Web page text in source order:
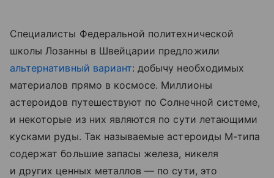
Специалисты Федеральной политехнической
школы Лозанны в Швейцарии предложили
альтернативный вариант: добычу необходимых
материалов прямо в космосе. Миллионы
астероидов путешествуют по Солнечной системе,
и некоторые из них являются по сути летающими
кусками руды. Так называемые астероиды М-типа
содержат большие запасы железа, никеля
и других ценных металлов — по сути, это